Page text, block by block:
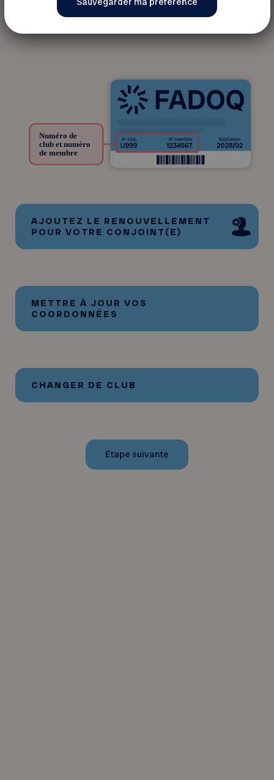
AJOUTEZ LE RENOUVELLEMENT
POUR VOTRE CONJOINT(E)
METTRE À JOUR VOS
COORDONNÉES
CHANGER DE CLUB
Étape suivante